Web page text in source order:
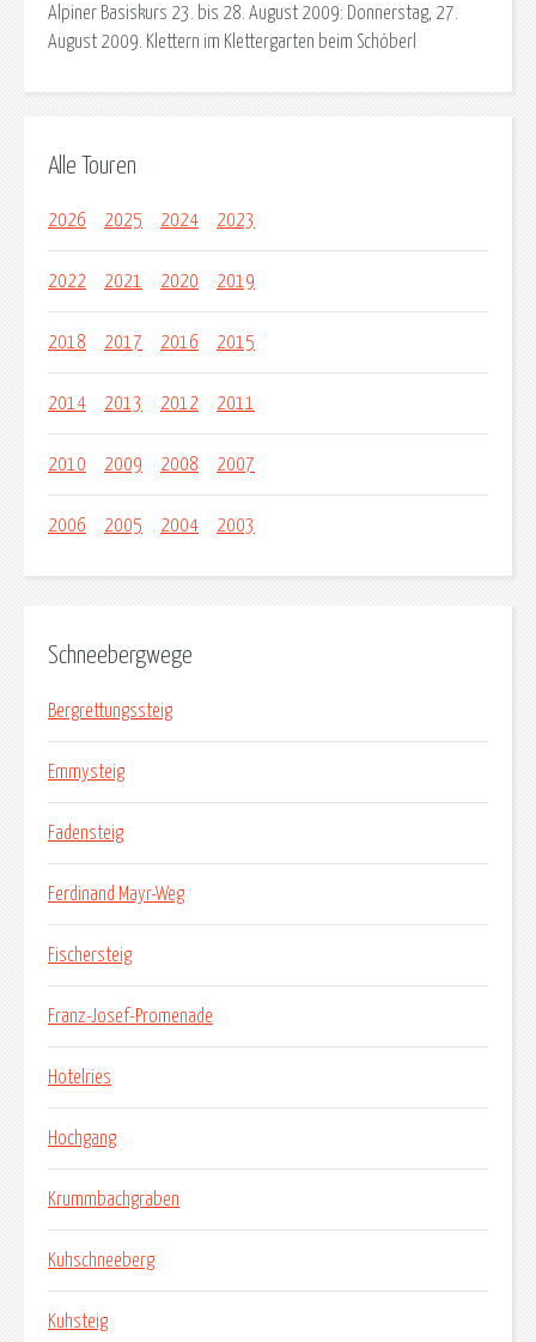
Alpiner Basiskurs 23. bis 28. August 2009: Donnerstag, 27.
August 2009. Klettern im Klettergarten beim Schöberl
Alle Touren
2026 2025 2024 2023
2022 2021 2020 2019
2018 2017 2016 2015
2014 2013 2012 2011
2010 2009 2008 2007
2006 2005 2004 2003
Schneebergwege
Bergrettungssteig
Emmysteig
Fadensteig
Ferdinand Mayr-Weg
Fischersteig
Franz-Josef-Promenade
Hotelries
Hochgang
Krummbachgraben
Kuhschneeberg
Kuhsteig